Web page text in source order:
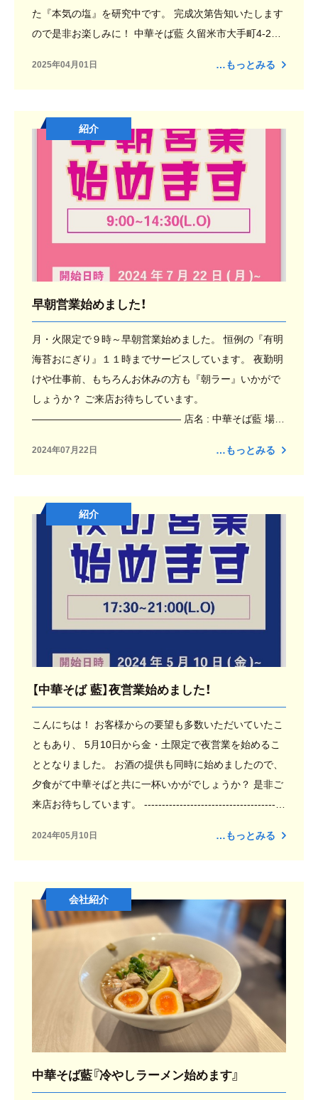
た『本気の塩』を研究中です。 完成次第告知いたします
ので是非お楽しみに！ 中華そば藍 久留米市大手町4-2セ
2025年04月01日 …もっとみる
紹介
早朝営業始めました！
月・火限定で９時～早朝営業始めました。 恒例の『有明
海苔おにぎり』１１時までサービスしています。 夜勤明
けや仕事前、もちろんお休みの方も『朝ラー』いかがで
しょうか？ ご来店お待ちしています。
——————————————— 店名 : 中華そば藍 場所
時間 (月)昼9:00-14:30LO (火)昼9:00-14:30LO (水)昼10:0
0-14:30LO (木)昼10:00-14:30LO (金)昼10:00-14:30LO
夜17:30-21:00LO (土)昼10:00-14:30LO 夜17:30
-21:00LO （日）定休日 ——————————————-
駐車場 駐車場はお店を背にして店舗前3台中の右側2台に
なります。 満車時は近隣のパーキングをご利用くださ
い。 お店の通り沿いにある西日本シティ銀行裏のリニパ
ーク駐車場がわかりやすいです。
2024年07月22日 …もっとみる
紹介
【中華そば 藍】夜営業始めました！
こんにちは！ お客様からの要望も多数いただいていたこ
ともあり、 5月10日から金・土限定で夜営業を始めるこ
ととなりました。 お酒の提供も同時に始めましたので、
夕食がて中華そばと共に一杯いかがでしょうか？ 是非ご
来店お待ちしています。 ----------------------------------------
2024年05月10日 …もっとみる
会社紹介
中華そば藍『冷やしラーメン始めます』